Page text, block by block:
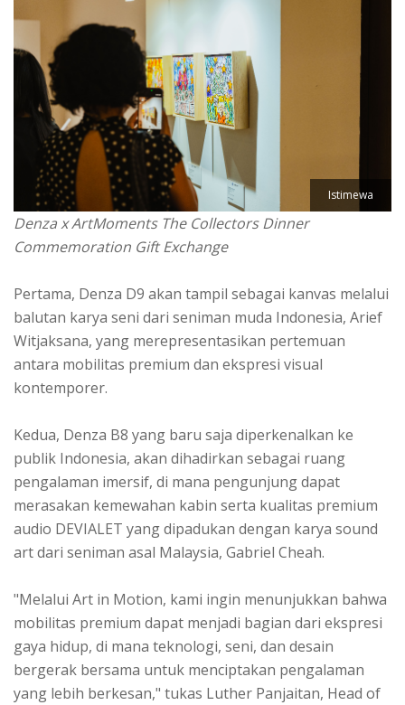
Istimewa
Denza x ArtMoments The Collectors Dinner
Commemoration Gift Exchange
Pertama, Denza D9 akan tampil sebagai kanvas melalui
balutan karya seni dari seniman muda Indonesia, Arief
Witjaksana, yang merepresentasikan pertemuan
antara mobilitas premium dan ekspresi visual
kontemporer.
Kedua, Denza B8 yang baru saja diperkenalkan ke
publik Indonesia, akan dihadirkan sebagai ruang
pengalaman imersif, di mana pengunjung dapat
merasakan kemewahan kabin serta kualitas premium
audio DEVIALET yang dipadukan dengan karya sound
art dari seniman asal Malaysia, Gabriel Cheah.
"Melalui Art in Motion, kami ingin menunjukkan bahwa
mobilitas premium dapat menjadi bagian dari ekspresi
gaya hidup, di mana teknologi, seni, dan desain
bergerak bersama untuk menciptakan pengalaman
yang lebih berkesan," tukas Luther Panjaitan, Head of